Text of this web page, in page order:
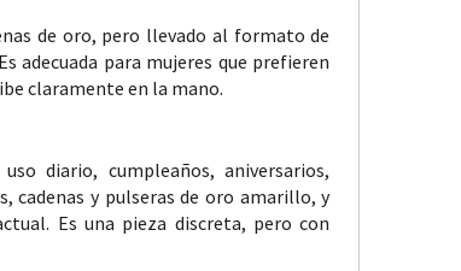
de oro, pero llevado al formato de
adecuada para mujeres que prefieren
claramente en la mano.
diario, cumpleaños, aniversarios,
cadenas y pulseras de oro amarillo, y
Es una pieza discreta, pero con